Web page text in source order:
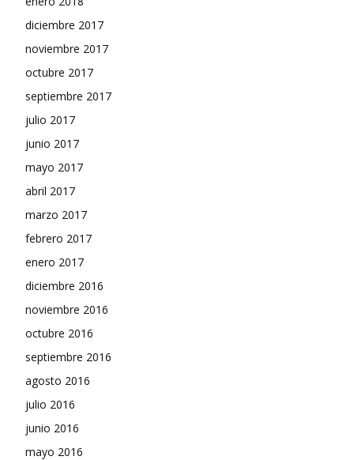
diciembre 2017
noviembre 2017
octubre 2017
septiembre 2017
julio 2017
junio 2017
mayo 2017
abril 2017
marzo 2017
febrero 2017
enero 2017
diciembre 2016
noviembre 2016
octubre 2016
septiembre 2016
agosto 2016
julio 2016
junio 2016
mayo 2016